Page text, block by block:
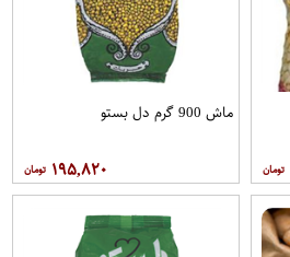
ماش 900 گرم دل بستو
۱۹۵,۸۲۰